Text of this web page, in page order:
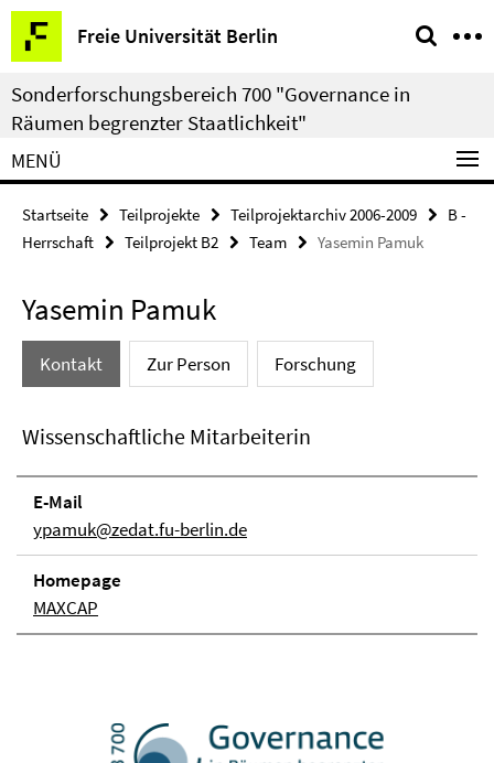
Springe
direkt
zu
Inhalt
Freie Universität Berlin
Service-
Navigation
Sonderforschungsbereich 700 "Governance in
Räumen begrenzter Staatlichkeit"
MENÜ
Startseite Teilprojekte Teilprojektarchiv 2006-2009
B -
Herrschaft
Teilprojekt B2 Team Yasemin Pamuk
Yasemin Pamuk
Kontakt Zur Person Forschung
Wissenschaftliche Mitarbeiterin
E-Mail
ypamuk@zedat.fu-berlin.de
Homepage
MAXCAP